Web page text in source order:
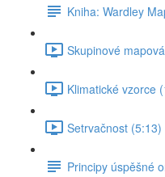
Kniha: Wardley
Skupinové
Klimatické vzorce
Setrvačnost (5:13)
Principy úspěšné